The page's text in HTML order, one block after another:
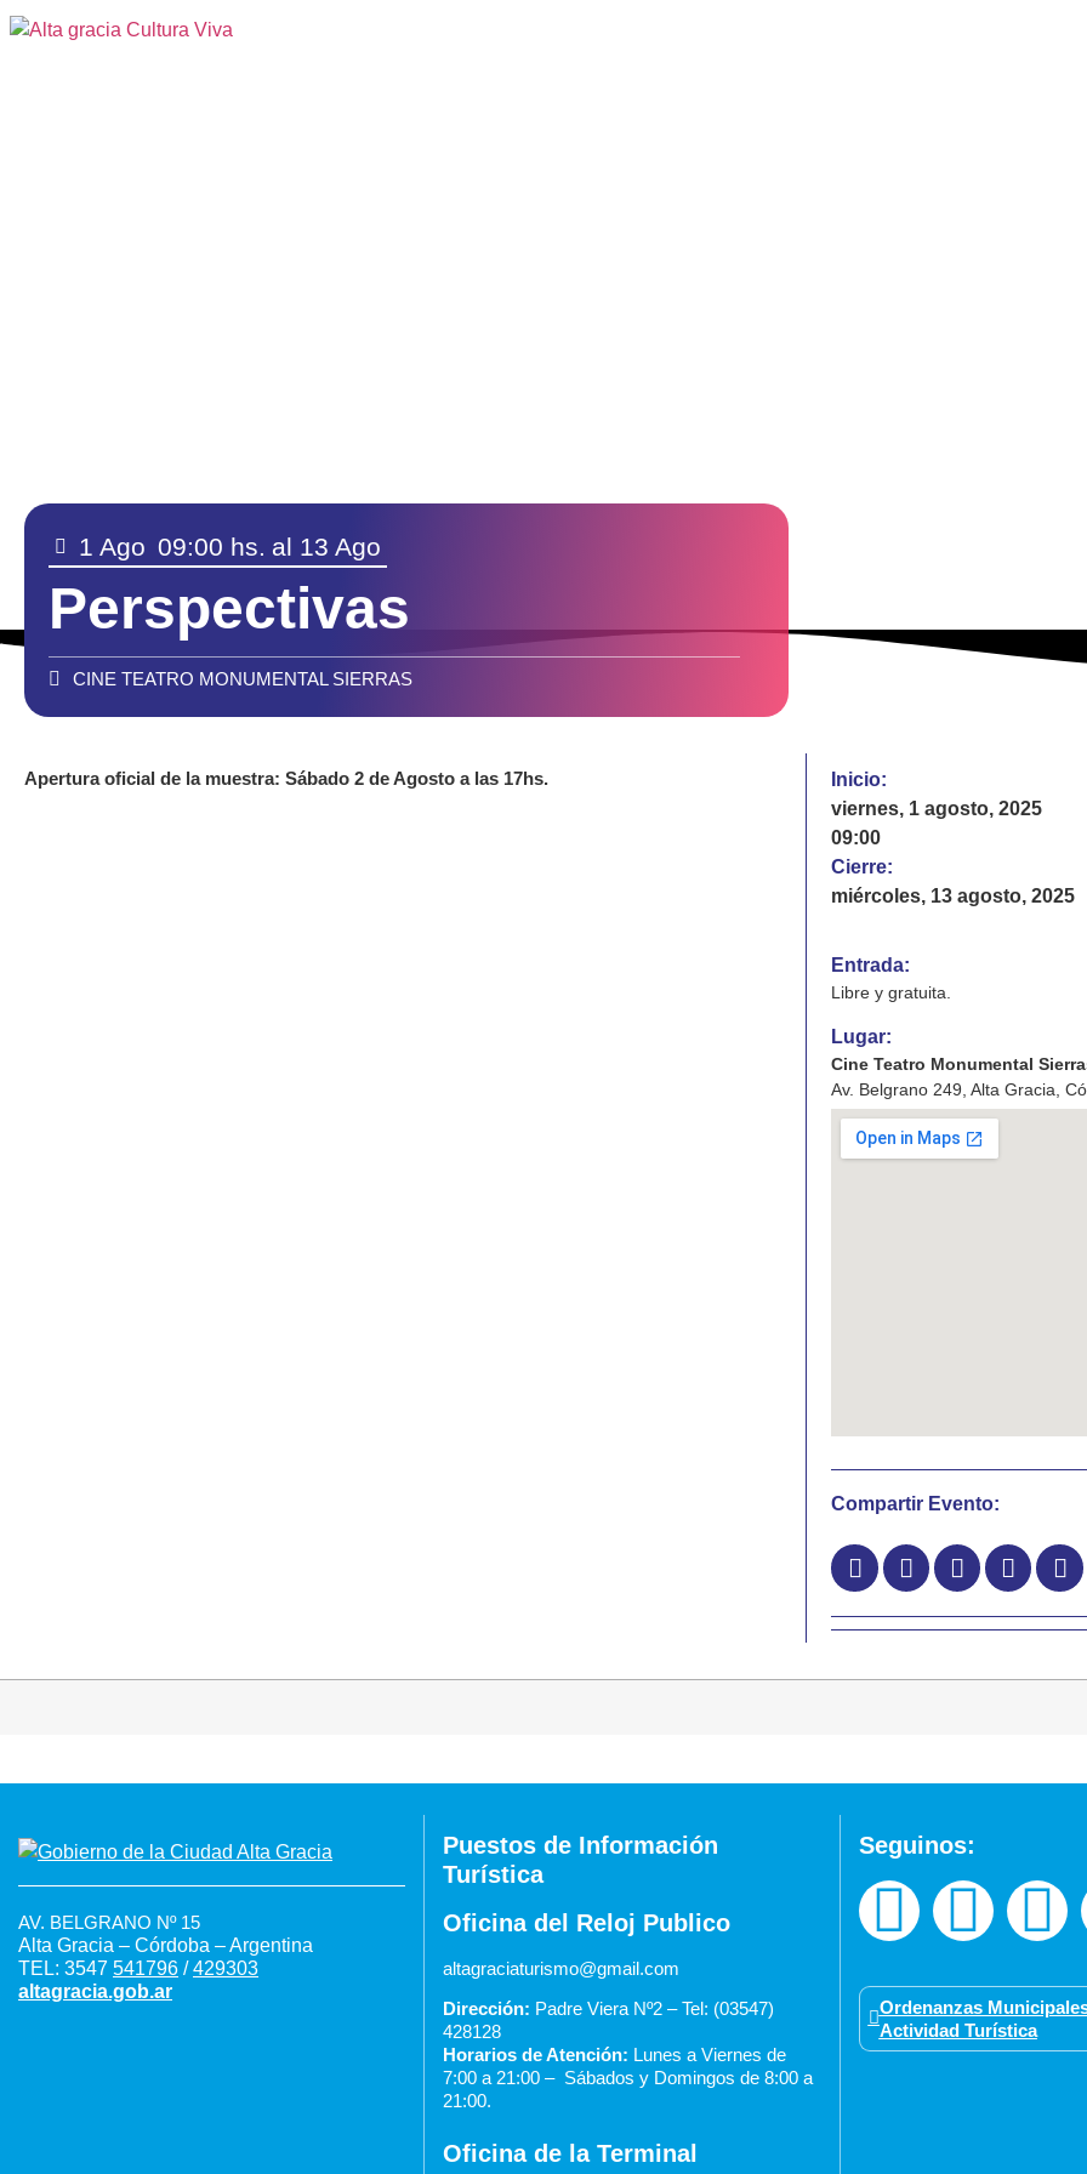
1 Ago 09:00 hs. al 13 Ago
Perspectivas
CINE TEATRO MONUMENTAL SIERRAS
Apertura oficial de la muestra: Sábado 2 de Agosto a las 17hs.
Inicio:
viernes, 1 agosto, 2025
09:00
Cierre:
miércoles, 13 agosto, 2025
Entrada:
Libre y gratuita.
Lugar:
Cine Teatro Monumental
Av. Belgrano 249, Alta Gracia,
Compartir Evento:
AV. BELGRANO Nº 15
Alta Gracia – Córdoba – Argentina
TEL: 3547 541796 /429303
altagracia.gob.ar
Puestos de Información
Turística
Oficina del Reloj Publico
altagraciaturismo@gmail.com
Dirección: Padre Viera Nº2 – Tel: (03547)
428128
Horarios de Atención: Lunes a Viernes de
7:00 a 21:00 – Sábados y Domingos de 8:00 a
21:00.
Oficina de la Terminal
Seguinos:
Ordenanzas
Actividad Turística